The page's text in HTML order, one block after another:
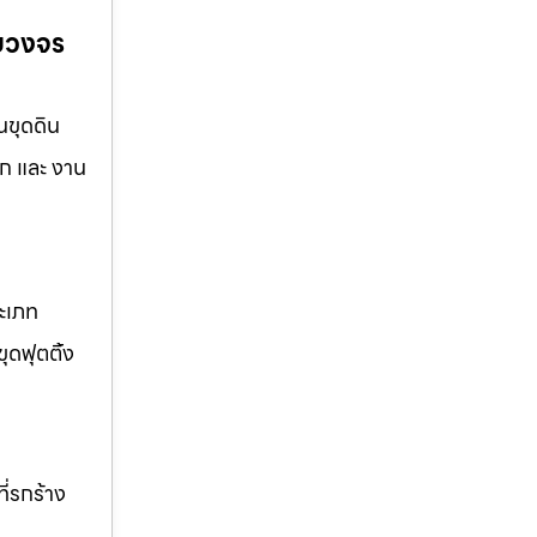
งจร
ขุดดิน
และ งาน
ภท
ดฟุตติ้ง
กร้าง